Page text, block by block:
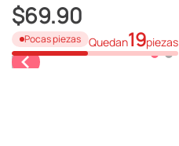
$69.90
Pocas piezas Quedan19piezas
4.
osito cariñosito
5.
llaveros